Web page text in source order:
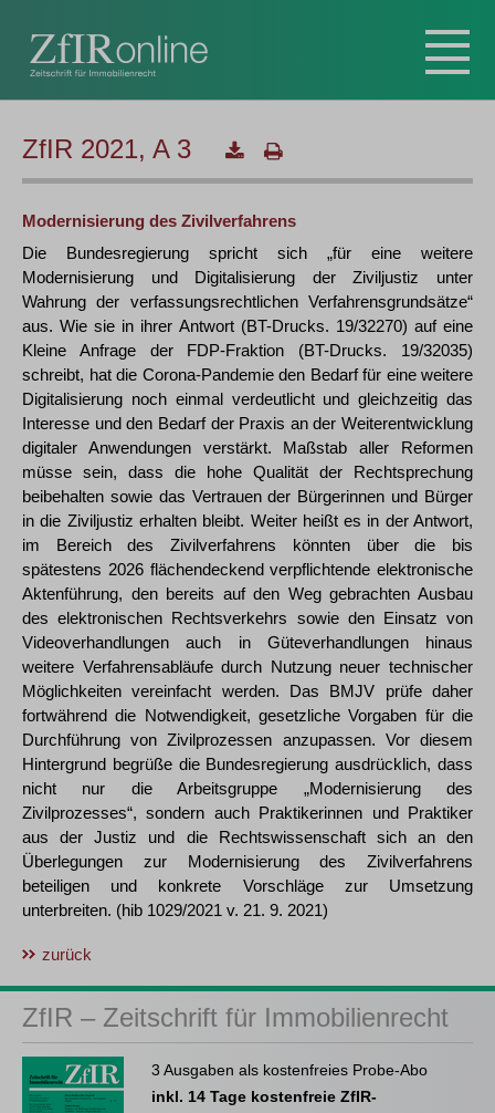
ZfIR 2021, A 3
Modernisierung des Zivilverfahrens
Die Bundesregierung spricht sich „für eine weitere
Modernisierung und Digitalisierung der Ziviljustiz unter
Wahrung der verfassungsrechtlichen Verfahrensgrundsätze“
aus. Wie sie in ihrer Antwort (BT-Drucks. 19/32270) auf eine
Kleine Anfrage der FDP-Fraktion (BT-Drucks. 19/32035)
schreibt, hat die Corona-Pandemie den Bedarf für eine weitere
Digitalisierung noch einmal verdeutlicht und gleichzeitig das
Interesse und den Bedarf der Praxis an der Weiterentwicklung
digitaler Anwendungen verstärkt. Maßstab aller Reformen
müsse sein, dass die hohe Qualität der Rechtsprechung
beibehalten sowie das Vertrauen der Bürgerinnen und Bürger
in die Ziviljustiz erhalten bleibt. Weiter heißt es in der Antwort,
im Bereich des Zivilverfahrens könnten über die bis
spätestens 2026 flächendeckend verpflichtende elektronische
Aktenführung, den bereits auf den Weg gebrachten Ausbau
des elektronischen Rechtsverkehrs sowie den Einsatz von
Videoverhandlungen auch in Güteverhandlungen hinaus
weitere Verfahrensabläufe durch Nutzung neuer technischer
Möglichkeiten vereinfacht werden. Das BMJV prüfe daher
fortwährend die Notwendigkeit, gesetzliche Vorgaben für die
Durchführung von Zivilprozessen anzupassen. Vor diesem
Hintergrund begrüße die Bundesregierung ausdrücklich, dass
nicht nur die Arbeitsgruppe „Modernisierung des
Zivilprozesses“, sondern auch Praktikerinnen und Praktiker
aus der Justiz und die Rechtswissenschaft sich an den
Überlegungen zur Modernisierung des Zivilverfahrens
beteiligen und konkrete Vorschläge zur Umsetzung
unterbreiten. (hib 1029/2021 v. 21. 9. 2021)
zurück
ZfIR – Zeitschrift für Immobilienrecht
3 Ausgaben als kostenfreies Probe-Abo
inkl. 14 Tage kostenfreie ZfIR-